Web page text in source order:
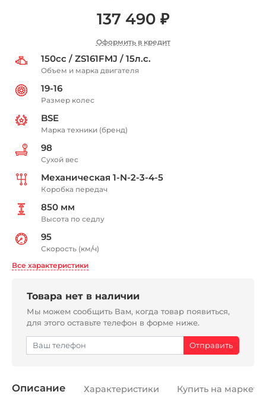
137 490 ₽
Оформить в кредит
150сс / ZS161FMJ / 15л.с.
Объем и марка двигателя
19-16
Размер колес
BSE
Марка техники (бренд)
98
Сухой вес
Механическая 1-N-2-3-4-5
Коробка передач
850 мм
Высота по седлу
95
Скорость (км/ч)
Все характеристики
Товара нет в наличии
Мы можем сообщить Вам, когда товар появиться,
для этого оставьте телефон в форме ниже.
Описание Характеристики Купить на